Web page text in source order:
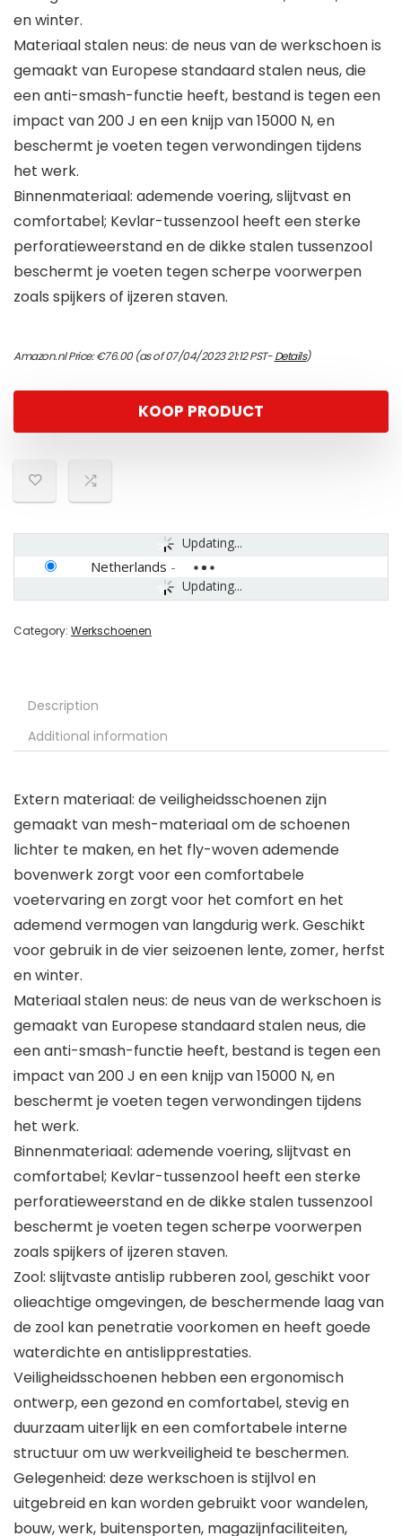
en winter.
Materiaal stalen neus: de neus van de werkschoen is
gemaakt van Europese standaard stalen neus, die
een anti-smash-functie heeft, bestand is tegen een
impact van 200 J en een knijp van 15000 N, en
beschermt je voeten tegen verwondingen tijdens
het werk.
Binnenmateriaal: ademende voering, slijtvast en
comfortabel; Kevlar-tussenzool heeft een sterke
perforatieweerstand en de dikke stalen tussenzool
beschermt je voeten tegen scherpe voorwerpen
zoals spijkers of ijzeren staven.
Amazon.nl Price:€76.00(as of 07/04/2023 21:12 PST-Details)
KOOP PRODUCT
Updating...
Updating...
Netherlands -
Category: Werkschoenen
Description
Additional information
Extern materiaal: de veiligheidsschoenen zijn
gemaakt van mesh-materiaal om de schoenen
lichter te maken, en het fly-woven ademende
bovenwerk zorgt voor een comfortabele
voetervaring en zorgt voor het comfort en het
ademend vermogen van langdurig werk. Geschikt
voor gebruik in de vier seizoenen lente, zomer, herfst
en winter.
Materiaal stalen neus: de neus van de werkschoen is
gemaakt van Europese standaard stalen neus, die
een anti-smash-functie heeft, bestand is tegen een
impact van 200 J en een knijp van 15000 N, en
beschermt je voeten tegen verwondingen tijdens
het werk.
Binnenmateriaal: ademende voering, slijtvast en
comfortabel; Kevlar-tussenzool heeft een sterke
perforatieweerstand en de dikke stalen tussenzool
beschermt je voeten tegen scherpe voorwerpen
zoals spijkers of ijzeren staven.
Zool: slijtvaste antislip rubberen zool, geschikt voor
olieachtige omgevingen, de beschermende laag van
de zool kan penetratie voorkomen en heeft goede
waterdichte en antislipprestaties.
Veiligheidsschoenen hebben een ergonomisch
ontwerp, een gezond en comfortabel, stevig en
duurzaam uiterlijk en een comfortabele interne
structuur om uw werkveiligheid te beschermen.
Gelegenheid: deze werkschoen is stijlvol en
uitgebreid en kan worden gebruikt voor wandelen,
bouw, werk, buitensporten, magazijnfaciliteiten,